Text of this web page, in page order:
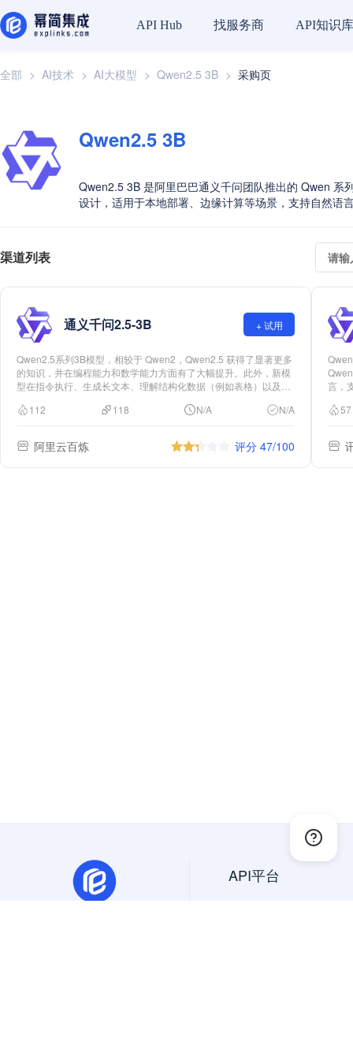
API Hub 找服务商 API知识库
全部 > AI技术 > AI大模型 > Qwen2.5 3B > 采购页
Qwen2.5 3B
Qwen2.5 3B 是阿里巴巴通义千问团队推出的 Qwen 系
设计，适用于本地部署、边缘计算等场景，支持自然语
渠道列表
通义千问2.5-3B + 试用
Qwen2.5系列3B模型，相较于 Qwen2，Qwen2.5 获得了显著更多
的知识，并在编程能力和数学能力方面有了大幅提升。此外，新模
型在指令执行、生成长文本、理解结构化数据（例如表格）以及生
112 118 N/A N/A
阿里云百炼 评分 47/100
言，
代码
指令
构化
角色
准评
57
API平台